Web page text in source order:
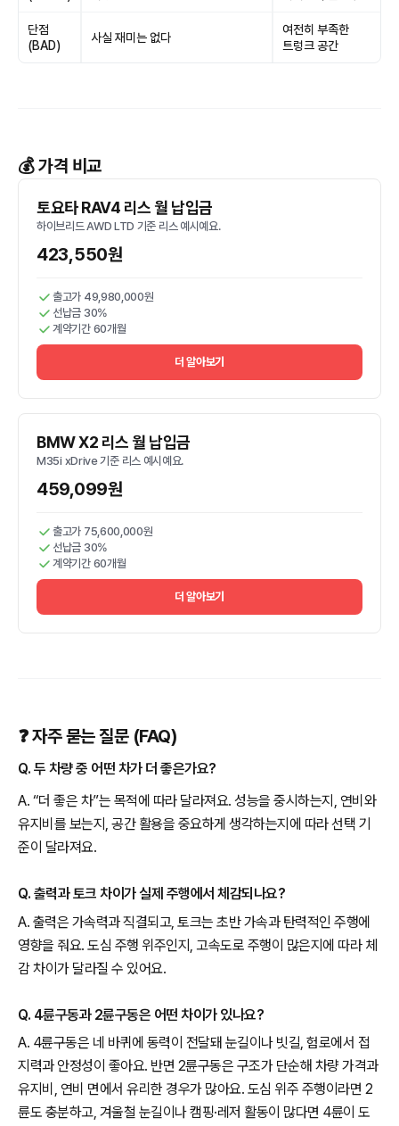
단점
(BAD)
사실 재미는 없다
여전히 부족한
트렁크 공간
💰 가격 비교
토요타 RAV4 리스 월 납입금
하이브리드 AWD LTD 기준 리스 예시예요.
423,550원
출고가 49,980,000원
선납금 30%
계약기간 60개월
더 알아보기
BMW X2 리스 월 납입금
M35i xDrive 기준 리스 예시예요.
459,099원
출고가 75,600,000원
선납금 30%
계약기간 60개월
더 알아보기
❓ 자주 묻는 질문 (FAQ)
Q. 두 차량 중 어떤 차가 더 좋은가요?
A. “더 좋은 차”는 목적에 따라 달라져요. 성능을 중시하는지, 연비와
유지비를 보는지, 공간 활용을 중요하게 생각하는지에 따라 선택 기
준이 달라져요.
Q. 출력과 토크 차이가 실제 주행에서 체감되나요?
A. 출력은 가속력과 직결되고, 토크는 초반 가속과 탄력적인 주행에
영향을 줘요. 도심 주행 위주인지, 고속도로 주행이 많은지에 따라 체
감 차이가 달라질 수 있어요.
Q. 4륜구동과 2륜구동은 어떤 차이가 있나요?
A. 4륜구동은 네 바퀴에 동력이 전달돼 눈길이나 빗길, 험로에서 접
지력과 안정성이 좋아요. 반면 2륜구동은 구조가 단순해 차량 가격과
유지비, 연비 면에서 유리한 경우가 많아요. 도심 위주 주행이라면 2
륜도 충분하고, 겨울철 눈길이나 캠핑·레저 활동이 많다면 4륜이 도